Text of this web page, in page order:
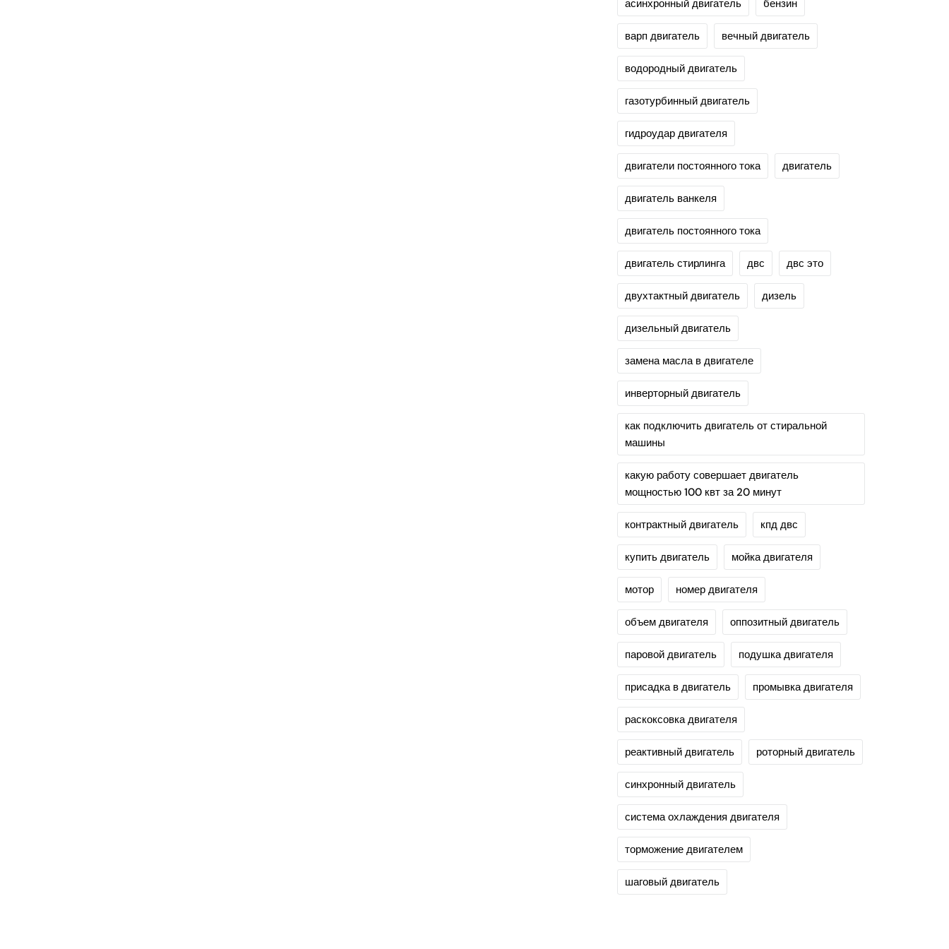
асинхронный двигатель бензин
варп двигатель вечный двигатель
водородный двигатель
газотурбинный двигатель
гидроудар двигателя
двигатели постоянного тока двигатель
двигатель ванкеля
двигатель постоянного тока
двигатель стирлинга двс двс это
двухтактный двигатель дизель
дизельный двигатель
замена масла в двигателе
инверторный двигатель
как подключить двигатель от стиральной
машины
какую работу совершает двигатель
мощностью 100 квт за 20 минут
контрактный двигатель кпд двс
купить двигатель мойка двигателя
мотор номер двигателя
объем двигателя оппозитный двигатель
паровой двигатель подушка двигателя
присадка в двигатель промывка двигателя
раскоксовка двигателя
реактивный двигатель роторный двигатель
синхронный двигатель
система охлаждения двигателя
торможение двигателем
шаговый двигатель